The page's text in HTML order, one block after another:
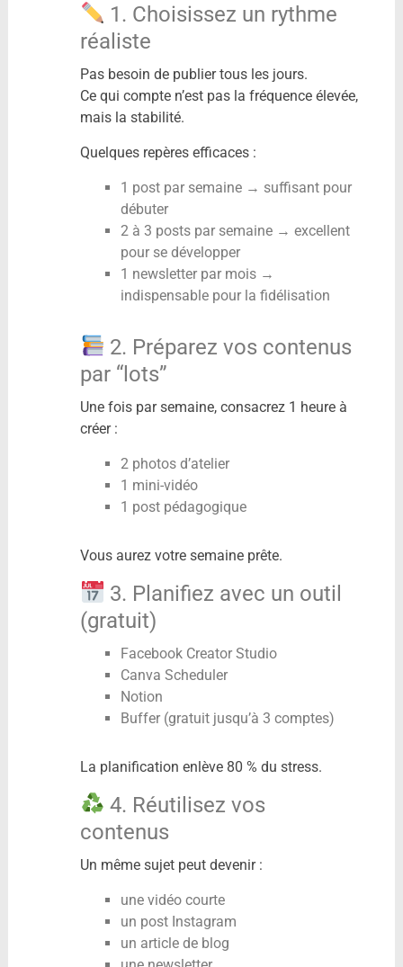
1. Choisissez un rythme
réaliste
Pas besoin de publier tous les jours.
Ce qui compte n’est pas la fréquence élevée,
mais la stabilité.
Quelques repères efficaces :
1 post par semaine → suffisant pour
débuter
2 à 3 posts par semaine → excellent
pour se développer
1 newsletter par mois →
indispensable pour la fidélisation
2. Préparez vos contenus
par “lots”
Une fois par semaine, consacrez 1 heure à
créer :
2 photos d’atelier
1 mini-vidéo
1 post pédagogique
Vous aurez votre semaine prête.
3. Planifiez avec un outil
(gratuit)
Facebook Creator Studio
Canva Scheduler
Notion
Buffer (gratuit jusqu’à 3 comptes)
La planification enlève 80 % du stress.
4. Réutilisez vos
contenus
Un même sujet peut devenir :
une vidéo courte
un post Instagram
un article de blog